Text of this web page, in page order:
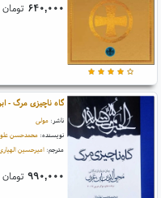
۶۴۰,۰۰۰ تومان
گاه ناچیزی مرگ -
ناشر: مولی
نویسنده: محمدحسن
مترجم: امیرحسین
۹۹۰,۰۰۰ تومان